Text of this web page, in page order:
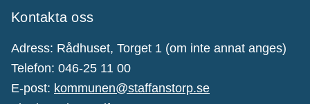
Kontakta oss
Adress: Rådhuset, Torget 1 (om inte annat anges)
Telefon: 046-25 11 00
E-post: kommunen@staffanstorp.se